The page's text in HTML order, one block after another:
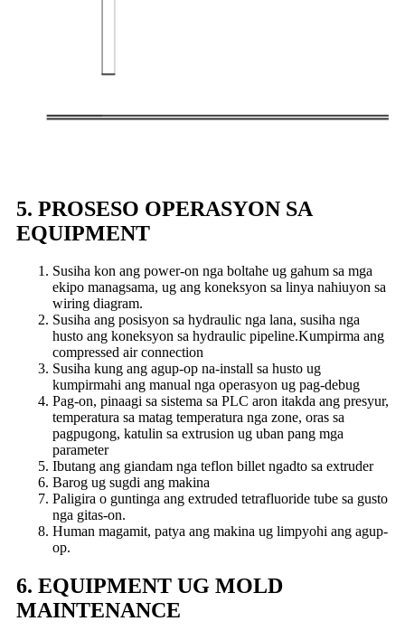
5. PROSESO OPERASYON SA
EQUIPMENT
Susiha kon ang power-on nga boltahe ug gahum sa mga
ekipo managsama, ug ang koneksyon sa linya nahiuyon sa
wiring diagram.
Susiha ang posisyon sa hydraulic nga lana, susiha nga
husto ang koneksyon sa hydraulic pipeline.Kumpirma ang
compressed air connection
Susiha kung ang agup-op na-install sa husto ug
kumpirmahi ang manual nga operasyon ug pag-debug
Pag-on, pinaagi sa sistema sa PLC aron itakda ang presyur,
temperatura sa matag temperatura nga zone, oras sa
pagpugong, katulin sa extrusion ug uban pang mga
parameter
Ibutang ang giandam nga teflon billet ngadto sa extruder
Barog ug sugdi ang makina
Paligira o guntinga ang extruded tetrafluoride tube sa gusto
nga gitas-on.
Human magamit, patya ang makina ug limpyohi ang agup-
op.
6. EQUIPMENT UG MOLD
MAINTENANCE